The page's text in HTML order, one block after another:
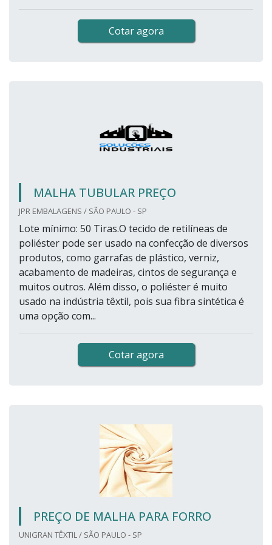
Cotar agora
MALHA TUBULAR PREÇO
JPR EMBALAGENS / SÃO PAULO - SP
Lote mínimo: 50 Tiras.O tecido de retilíneas de
poliéster pode ser usado na confecção de diversos
produtos, como garrafas de plástico, verniz,
acabamento de madeiras, cintos de segurança e
muitos outros. Além disso, o poliéster é muito
usado na indústria têxtil, pois sua fibra sintética é
uma opção com...
Cotar agora
PREÇO DE MALHA PARA FORRO
UNIGRAN TÊXTIL / SÃO PAULO - SP